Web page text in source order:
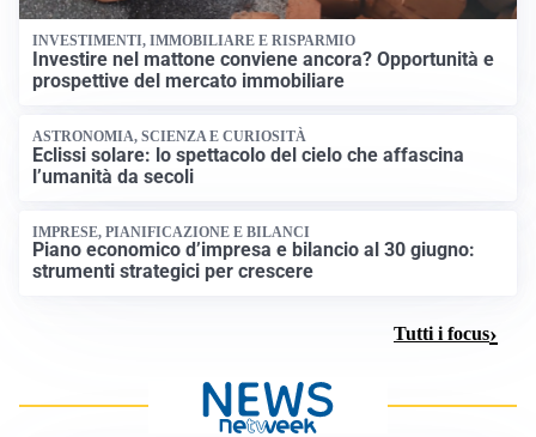
INVESTIMENTI, IMMOBILIARE E RISPARMIO
Investire nel mattone conviene ancora? Opportunità e
prospettive del mercato immobiliare
ASTRONOMIA, SCIENZA E CURIOSITÀ
Eclissi solare: lo spettacolo del cielo che affascina
l’umanità da secoli
IMPRESE, PIANIFICAZIONE E BILANCI
Piano economico d’impresa e bilancio al 30 giugno:
strumenti strategici per crescere
Tutti i focus